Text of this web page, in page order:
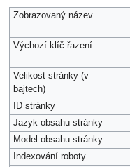
navigaci
vyhledávání
Zobrazovaný název
Výchozí klíč řazení
Velikost stránky (v
bajtech)
ID stránky
Jazyk obsahu stránky
Model obsahu stránky
Indexování roboty